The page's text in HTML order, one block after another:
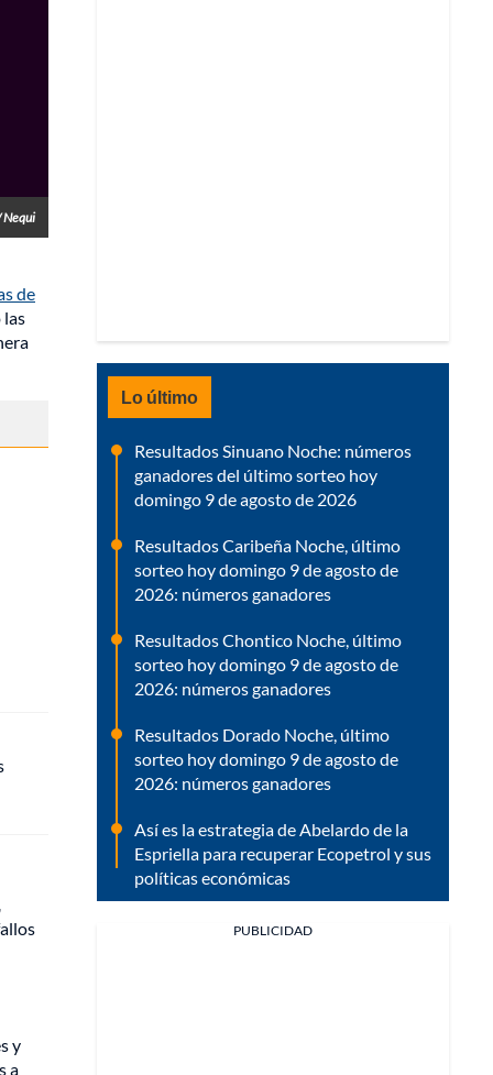
Nequi
de
las
y
a
Lo último
Resultados Sinuano Noche: números
ganadores del último sorteo hoy
domingo 9 de agosto de 2026
Resultados Caribeña Noche, último
sorteo hoy domingo 9 de agosto de
2026: números ganadores
Resultados Chontico Noche, último
sorteo hoy domingo 9 de agosto de
2026: números ganadores
Resultados Dorado Noche, último
sorteo hoy domingo 9 de agosto de
2026: números ganadores
Así es la estrategia de Abelardo de la
Espriella para recuperar Ecopetrol y sus
políticas económicas
PUBLICIDAD